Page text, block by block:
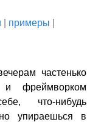
примеры
частенько
фреймворком
что-нибудь
упираешься в